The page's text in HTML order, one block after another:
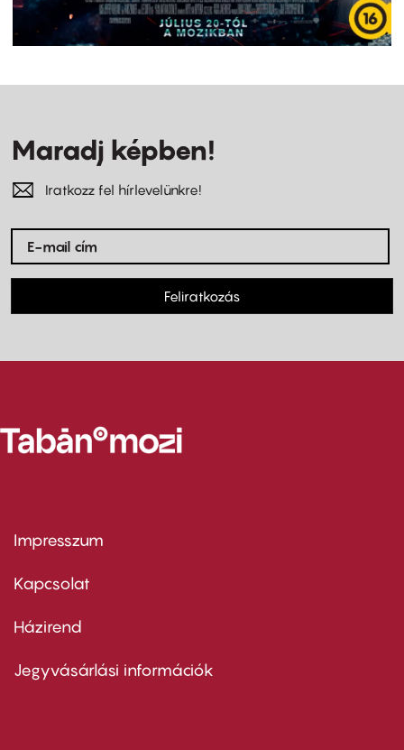
Maradj képben!
Iratkozz fel hírlevelünkre!
Feliratkozás
Footer
first
Impresszum
Kapcsolat
Footer
second
Házirend
Jegyvásárlási információk